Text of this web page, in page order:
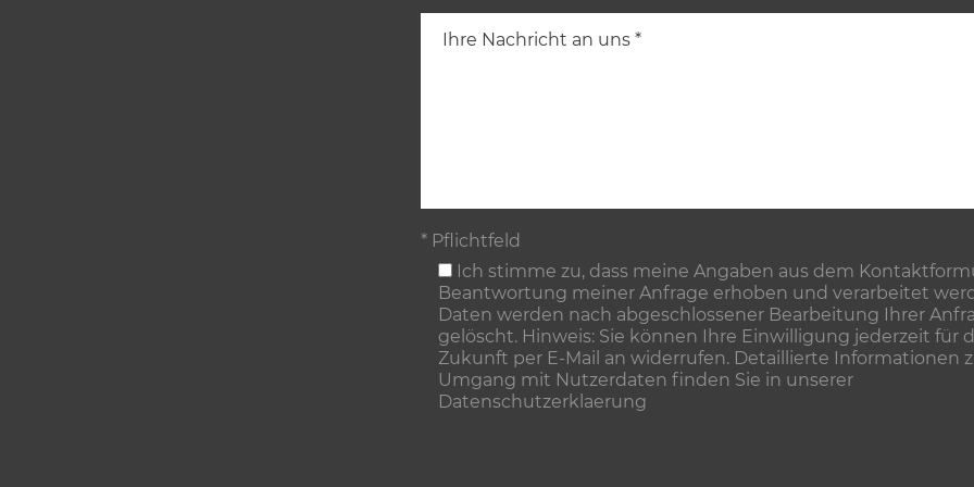
* Pflichtfeld
Ich stimme zu, dass meine Angaben aus dem
Beantwortung meiner Anfrage erhoben und verarbeitet
Daten werden nach abgeschlossener Bearbeitung Ihrer
gelöscht. Hinweis: Sie können Ihre Einwilligung jederzeit für
Zukunft per E-Mail an widerrufen. Detaillierte Informationen
Umgang mit Nutzerdaten finden Sie in unserer
Datenschutzerklaerung